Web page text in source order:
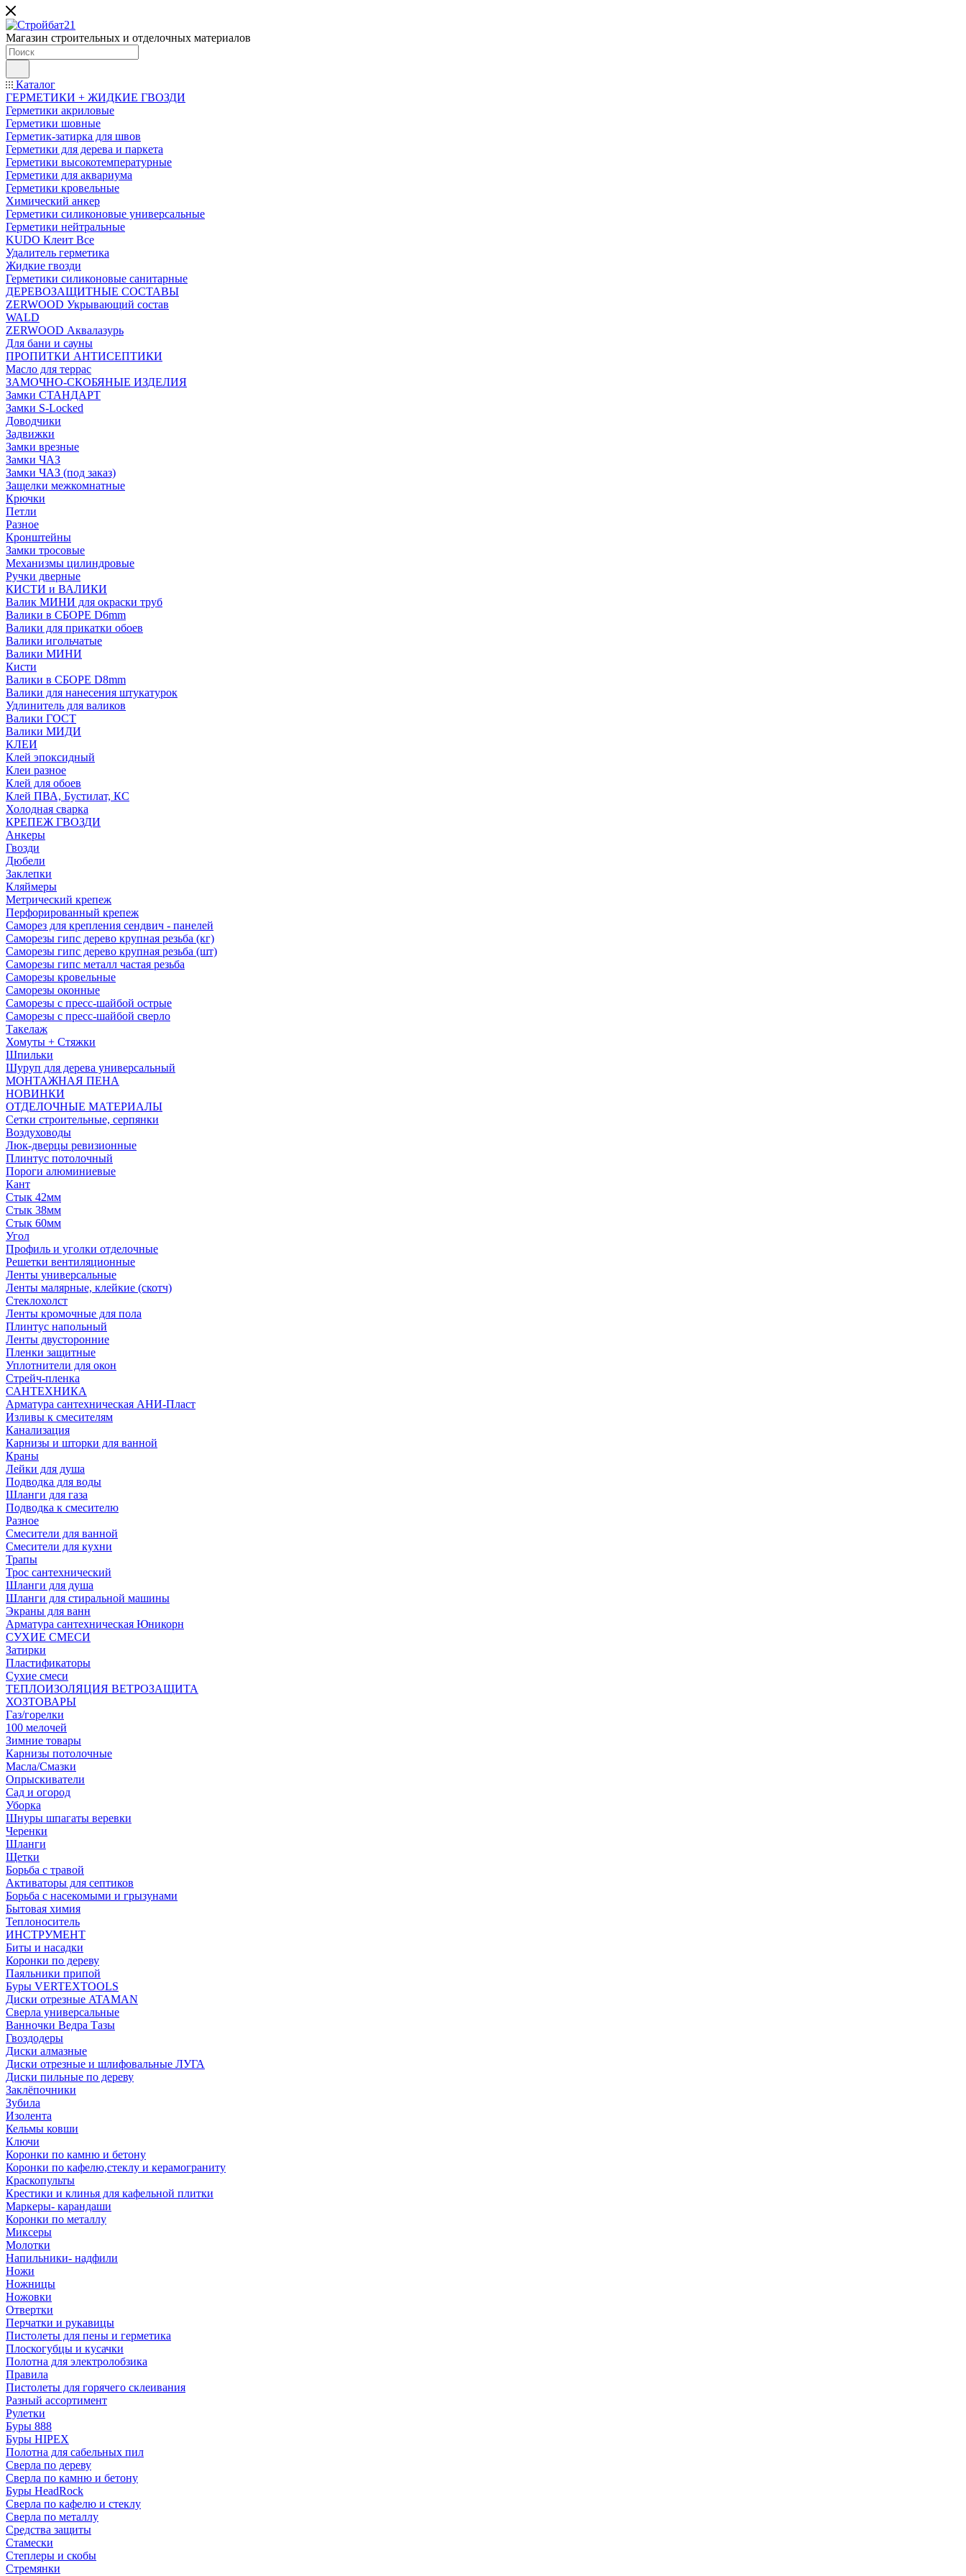
Магазин строительных и отделочных материалов
Каталог
ГЕРМЕТИКИ + ЖИДКИЕ ГВОЗДИ
Герметики акриловые
Герметики шовные
Герметик-затирка для швов
Герметики для дерева и паркета
Герметики высокотемпературные
Герметики для аквариума
Герметики кровельные
Химический анкер
Герметики силиконовые универсальные
Герметики нейтральные
KUDO Клеит Все
Удалитель герметика
Жидкие гвозди
Герметики силиконовые санитарные
ДЕРЕВОЗАЩИТНЫЕ СОСТАВЫ
ZERWOOD Укрывающий состав
WALD
ZERWOOD Аквалазурь
Для бани и сауны
ПРОПИТКИ АНТИСЕПТИКИ
Масло для террас
ЗАМОЧНО-СКОБЯНЫЕ ИЗДЕЛИЯ
Замки СТАНДАРТ
Замки S-Locked
Доводчики
Задвижки
Замки врезные
Замки ЧАЗ
Замки ЧАЗ (под заказ)
Защелки межкомнатные
Крючки
Петли
Разное
Кронштейны
Замки тросовые
Механизмы цилиндровые
Ручки дверные
КИСТИ и ВАЛИКИ
Валик МИНИ для окраски труб
Валики в СБОРЕ D6mm
Валики для прикатки обоев
Валики игольчатые
Валики МИНИ
Кисти
Валики в СБОРЕ D8mm
Валики для нанесения штукатурок
Удлинитель для валиков
Валики ГОСТ
Валики МИДИ
КЛЕИ
Клей эпоксидный
Клеи разное
Клей для обоев
Клей ПВА, Бустилат, КС
Холодная сварка
КРЕПЕЖ ГВОЗДИ
Анкеры
Гвозди
Дюбели
Заклепки
Кляймеры
Метрический крепеж
Перфорированный крепеж
Саморез для крепления сендвич - панелей
Саморезы гипс дерево крупная резьба (кг)
Саморезы гипс дерево крупная резьба (шт)
Саморезы гипс металл частая резьба
Саморезы кровельные
Саморезы оконные
Саморезы с пресс-шайбой острые
Саморезы с пресс-шайбой сверло
Такелаж
Хомуты + Стяжки
Шпильки
Шуруп для дерева универсальный
МОНТАЖНАЯ ПЕНА
НОВИНКИ
ОТДЕЛОЧНЫЕ МАТЕРИАЛЫ
Сетки строительные, серпянки
Воздуховоды
Люк-дверцы ревизионные
Плинтус потолочный
Пороги алюминиевые
Кант
Стык 42мм
Стык 38мм
Стык 60мм
Угол
Профиль и уголки отделочные
Решетки вентиляционные
Ленты универсальные
Ленты малярные, клейкие (скотч)
Стеклохолст
Ленты кромочные для пола
Плинтус напольный
Ленты двусторонние
Пленки защитные
Уплотнители для окон
Стрейч-пленка
САНТЕХНИКА
Арматура сантехническая АНИ-Пласт
Изливы к смесителям
Канализация
Карнизы и шторки для ванной
Краны
Лейки для душа
Подводка для воды
Шланги для газа
Подводка к смесителю
Разное
Смесители для ванной
Смесители для кухни
Трапы
Трос сантехнический
Шланги для душа
Шланги для стиральной машины
Экраны для ванн
Арматура сантехническая Юникорн
СУХИЕ СМЕСИ
Затирки
Пластификаторы
Сухие смеси
ТЕПЛОИЗОЛЯЦИЯ ВЕТРОЗАЩИТА
ХОЗТОВАРЫ
Газ/горелки
100 мелочей
Зимние товары
Карнизы потолочные
Масла/Смазки
Опрыскиватели
Сад и огород
Уборка
Шнуры шпагаты веревки
Черенки
Шланги
Щетки
Борьба с травой
Активаторы для септиков
Борьба с насекомыми и грызунами
Бытовая химия
Теплоноситель
ИНСТРУМЕНТ
Биты и насадки
Коронки по дереву
Паяльники припой
Буры VERTEXTOOLS
Диски отрезные ATAMAN
Сверла универсальные
Ванночки Ведра Тазы
Гвоздодеры
Диски алмазные
Диски отрезные и шлифовальные ЛУГА
Диски пильные по дереву
Заклёпочники
Зубила
Изолента
Кельмы ковши
Ключи
Коронки по камню и бетону
Коронки по кафелю,стеклу и керамограниту
Краскопульты
Крестики и клинья для кафельной плитки
Маркеры- карандаши
Коронки по металлу
Миксеры
Молотки
Напильники- надфили
Ножи
Ножницы
Ножовки
Отвертки
Перчатки и рукавицы
Пистолеты для пены и герметика
Плоскогубцы и кусачки
Полотна для электролобзика
Правила
Пистолеты для горячего склеивания
Разный ассортимент
Рулетки
Буры 888
Буры HIPEX
Полотна для сабельных пил
Сверла по дереву
Сверла по камню и бетону
Буры HeadRock
Сверла по кафелю и стеклу
Сверла по металлу
Средства защиты
Стамески
Степлеры и скобы
Стремянки